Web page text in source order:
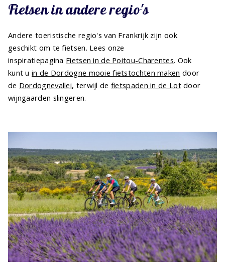
Fietsen in andere regio's
Andere toeristische regio's van Frankrijk zijn ook
geschikt om te fietsen. Lees onze
inspiratiepagina Fietsen in de Poitou-Charentes. Ook
kunt uin de Dordogne mooie fietstochten maken door
de Dordognevallei, terwijl de fietspaden in de Lotdoor
wijngaarden slingeren.